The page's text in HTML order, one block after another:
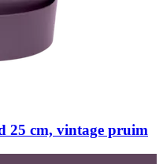
25 cm, vintage pruim